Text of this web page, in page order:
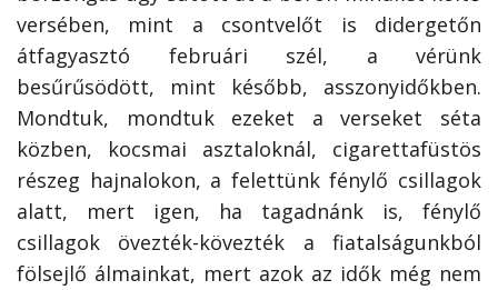
versében, mint a csontvelőt is didergetőn
átfagyasztó februári szél, a vérünk
besűrűsödött, mint később, asszonyidőkben.
Mondtuk, mondtuk ezeket a verseket séta
közben, kocsmai asztaloknál, cigarettafüstös
részeg hajnalokon, a felettünk fénylő csillagok
alatt, mert igen, ha tagadnánk is, fénylő
csillagok övezték-kövezték a fiatalságunkból
fölsejlő álmainkat, mert azok az idők még nem